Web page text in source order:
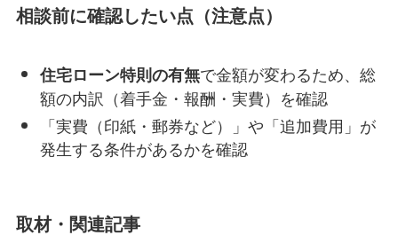
相談前に確認したい点（注意点）
住宅ローン特則の有無で金額が変わるため、総
額の内訳（着手金・報酬・実費）を確認
「実費（印紙・郵券など）」や「追加費用」が
発生する条件があるかを確認
取材・関連記事